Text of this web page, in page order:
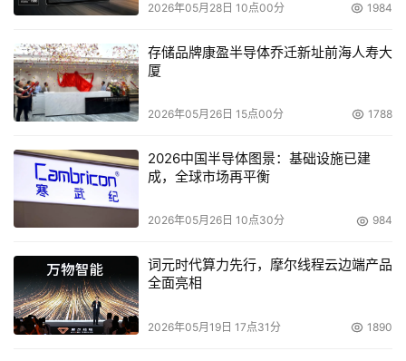
独立
本文来源于DOIT传媒，文章内容仅供参考，不构成投资建议。
2026年05月28日 10点00分 1984
存储品牌康盈半导体乔迁新址前海人寿大
厦
2026年05月26日 15点00分 1788
2026中国半导体图景：基础设施已建
成，全球市场再平衡
2026年05月26日 10点30分 984
词元时代算力先行，摩尔线程云边端产品
全面亮相
2026年05月19日 17点31分 1890